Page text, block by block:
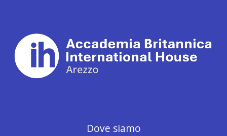
Dove siamo